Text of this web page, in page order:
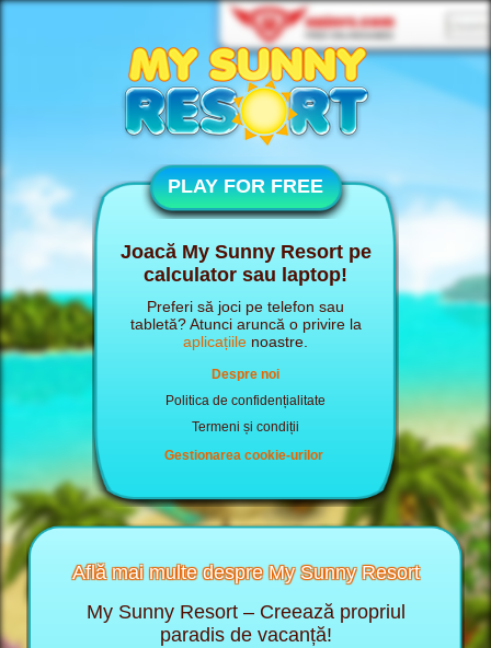
PLAY FOR FREE
Joacă My Sunny Resort pe
calculator sau laptop!
Preferi să joci pe telefon sau
tabletă? Atunci aruncă o privire la
aplicațiile noastre.
Despre noi
Politica de confidențialitate
Termeni și condiții
Gestionarea cookie-urilor
Află mai multe despre My Sunny Resort
My Sunny Resort – Creează propriul
paradis de vacanță!